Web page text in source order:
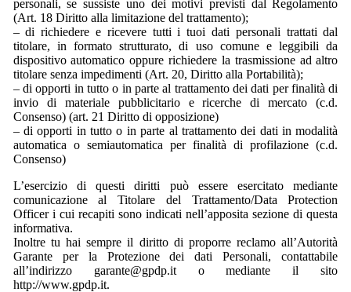
personali, se sussiste uno dei motivi previsti dal Regolamento
(Art. 18 Diritto alla limitazione del trattamento);
– di richiedere e ricevere tutti i tuoi dati personali trattati dal
titolare, in formato strutturato, di uso comune e leggibili da
dispositivo automatico oppure richiedere la trasmissione ad altro
titolare senza impedimenti (Art. 20, Diritto alla Portabilità);
– di opporti in tutto o in parte al trattamento dei dati per finalità di
invio di materiale pubblicitario e ricerche di mercato (c.d.
Consenso) (art. 21 Diritto di opposizione)
– di opporti in tutto o in parte al trattamento dei dati in modalità
automatica o semiautomatica per finalità di profilazione (c.d.
Consenso)
L’esercizio di questi diritti può essere esercitato mediante
comunicazione al Titolare del Trattamento/Data Protection
Officer i cui recapiti sono indicati nell’apposita sezione di questa
informativa.
Inoltre tu hai sempre il diritto di proporre reclamo all’Autorità
Garante per la Protezione dei dati Personali, contattabile
all’indirizzo garante@gpdp.it o mediante il sito
http://www.gpdp.it.